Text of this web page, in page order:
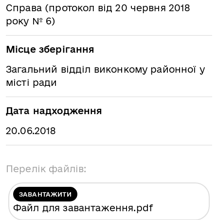
Справа (протокол від 20 червня 2018
року № 6)
Місце зберігання
Загальний відділ виконкому районної у
місті ради
Дата надходження
20.06.2018
Перелік файлів:
ЗАВАНТАЖИТИ
Файл для завантаження.pdf